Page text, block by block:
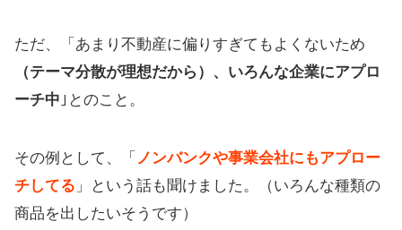
ただ、「あまり不動産に偏りすぎてもよくないため
（テーマ分散が理想だから）、いろんな企業にアプロ
ーチ中 ｣とのこと。
その例として、「 ノンバンクや事業会社にもアプロー
チしてる 」という話も聞けました。（いろんな種類の
商品を出したいそうです）